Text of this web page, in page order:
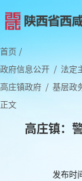
首页 /
政府信息公开 / 法定
高庄镇政府 / 基层政
正文
高庄镇：
发布时